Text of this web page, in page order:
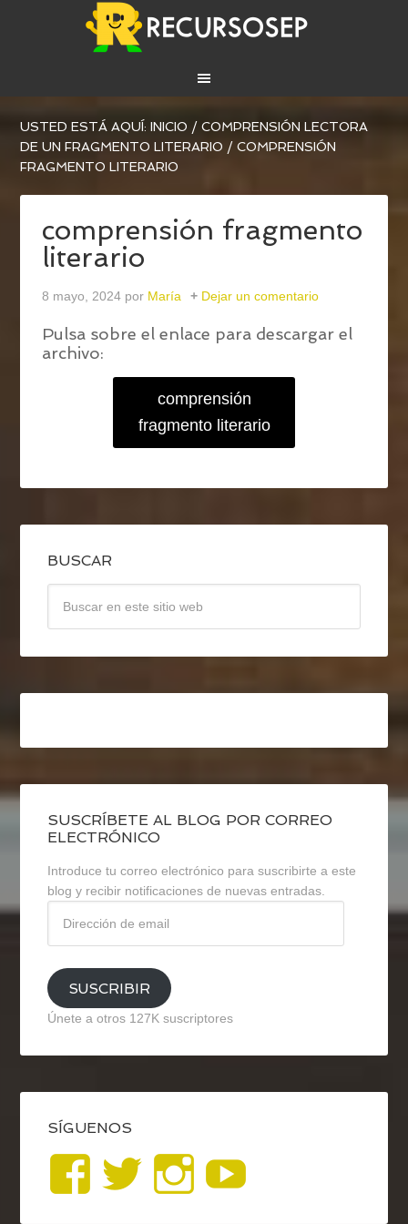
USTED ESTÁ AQUÍ:INICIO / COMPRENSIÓN LECTORA
DE UN FRAGMENTO LITERARIO / COMPRENSIÓN
FRAGMENTO LITERARIO
comprensión fragmento
literario
8 mayo, 2024 por María Dejar un comentario
Pulsa sobre el enlace para descargar el
archivo:
comprensión
fragmento literario
BUSCAR
SUSCRÍBETE AL BLOG POR CORREO
ELECTRÓNICO
Introduce tu correo electrónico para suscribirte a este
blog y recibir notificaciones de nuevas entradas.
email
SUSCRIBIR
Únete a otros 127K suscriptores
SÍGUENOS
VerVerVer